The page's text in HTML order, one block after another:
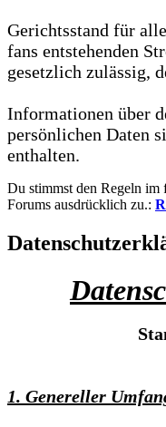
Gerichtsstand für
fans entstehenden
gesetzlich zulässig,
Informationen über
persönlichen Daten
enthalten.
Du stimmst den Regeln im
Forums ausdrücklich zu.:
1. Genereller